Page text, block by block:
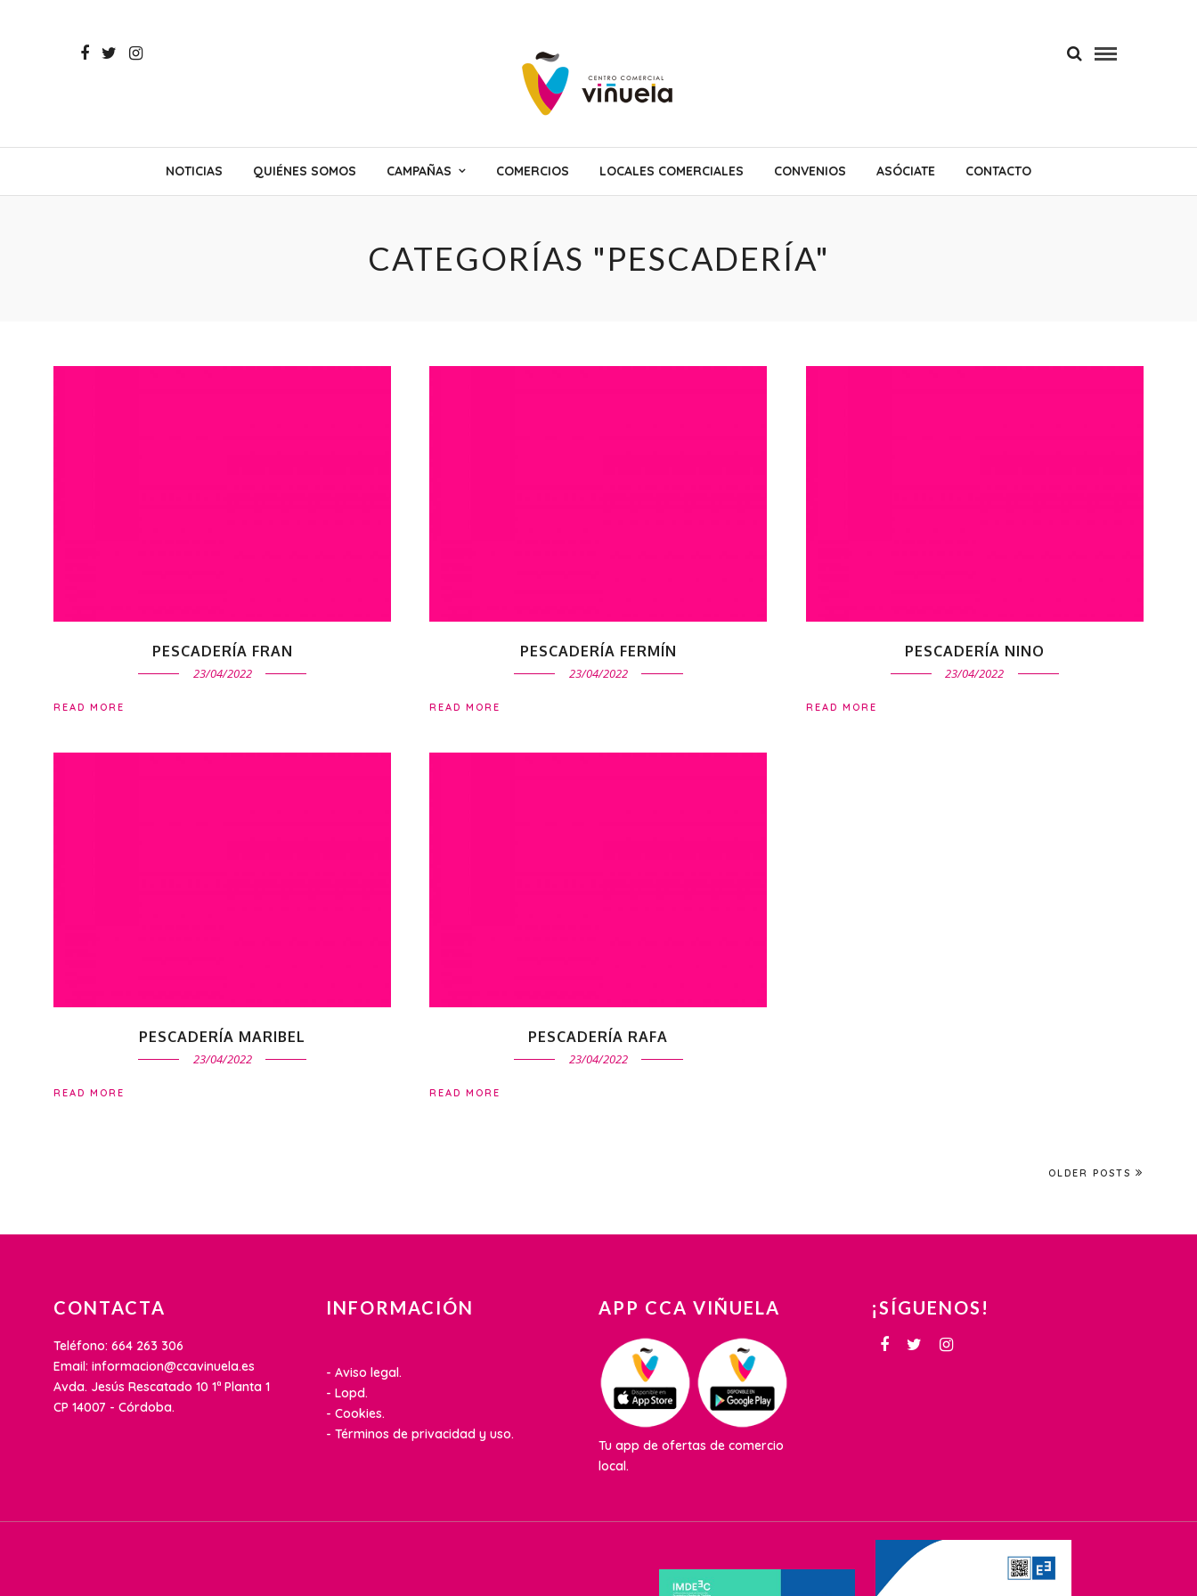
NOTICIAS QUIÉNES SOMOS CAMPAÑAS COMERCIOS LOCALES COMERCIALES CONVENIOS ASÓCIATE CONTACTO
CATEGORÍAS "PESCADERÍA"
PESCADERÍA FRAN
23/04/2022
READ MORE
PESCADERÍA FERMÍN
23/04/2022
READ MORE
PESCADERÍA NINO
23/04/2022
READ MORE
PESCADERÍA MARIBEL
23/04/2022
READ MORE
PESCADERÍA RAFA
23/04/2022
READ MORE
OLDER POSTS
CONTACTA
Teléfono: 664 263 306
Email: informacion@ccavinuela.es
Avda. Jesús Rescatado 10 1ª Planta 1
CP 14007 - Córdoba.
INFORMACIÓN
- Aviso legal.
- Lopd.
- Cookies.
- Términos de privacidad y uso.
APP CCA VIÑUELA
Tu app de ofertas de comercio
local.
¡SÍGUENOS!